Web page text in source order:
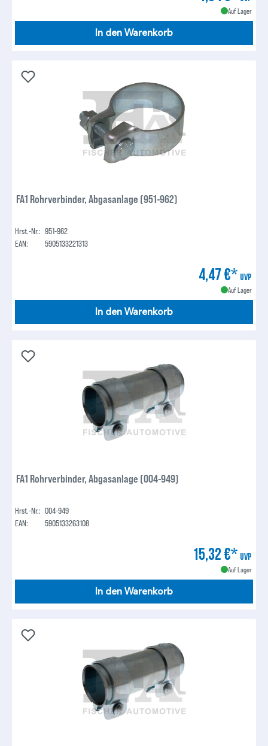
Auf Lager
In den Warenkorb
FA1 Rohrverbinder, Abgasanlage (951-962)
Hrst.-Nr.: 951-962
EAN:
5905133221313
4,47 €* UVP
Auf Lager
In den Warenkorb
FA1 Rohrverbinder, Abgasanlage (004-949)
Hrst.-Nr.: 004-949
EAN:
5905133263108
15,32 €* UVP
Auf Lager
In den Warenkorb